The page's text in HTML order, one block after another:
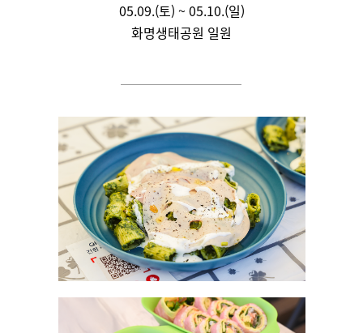
05.09.(토) ~ 05.10.(일)
화명생태공원 일원